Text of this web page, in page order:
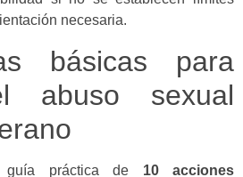
necesaria.
básicas para
abuso sexual
guía práctica de 10 acciones